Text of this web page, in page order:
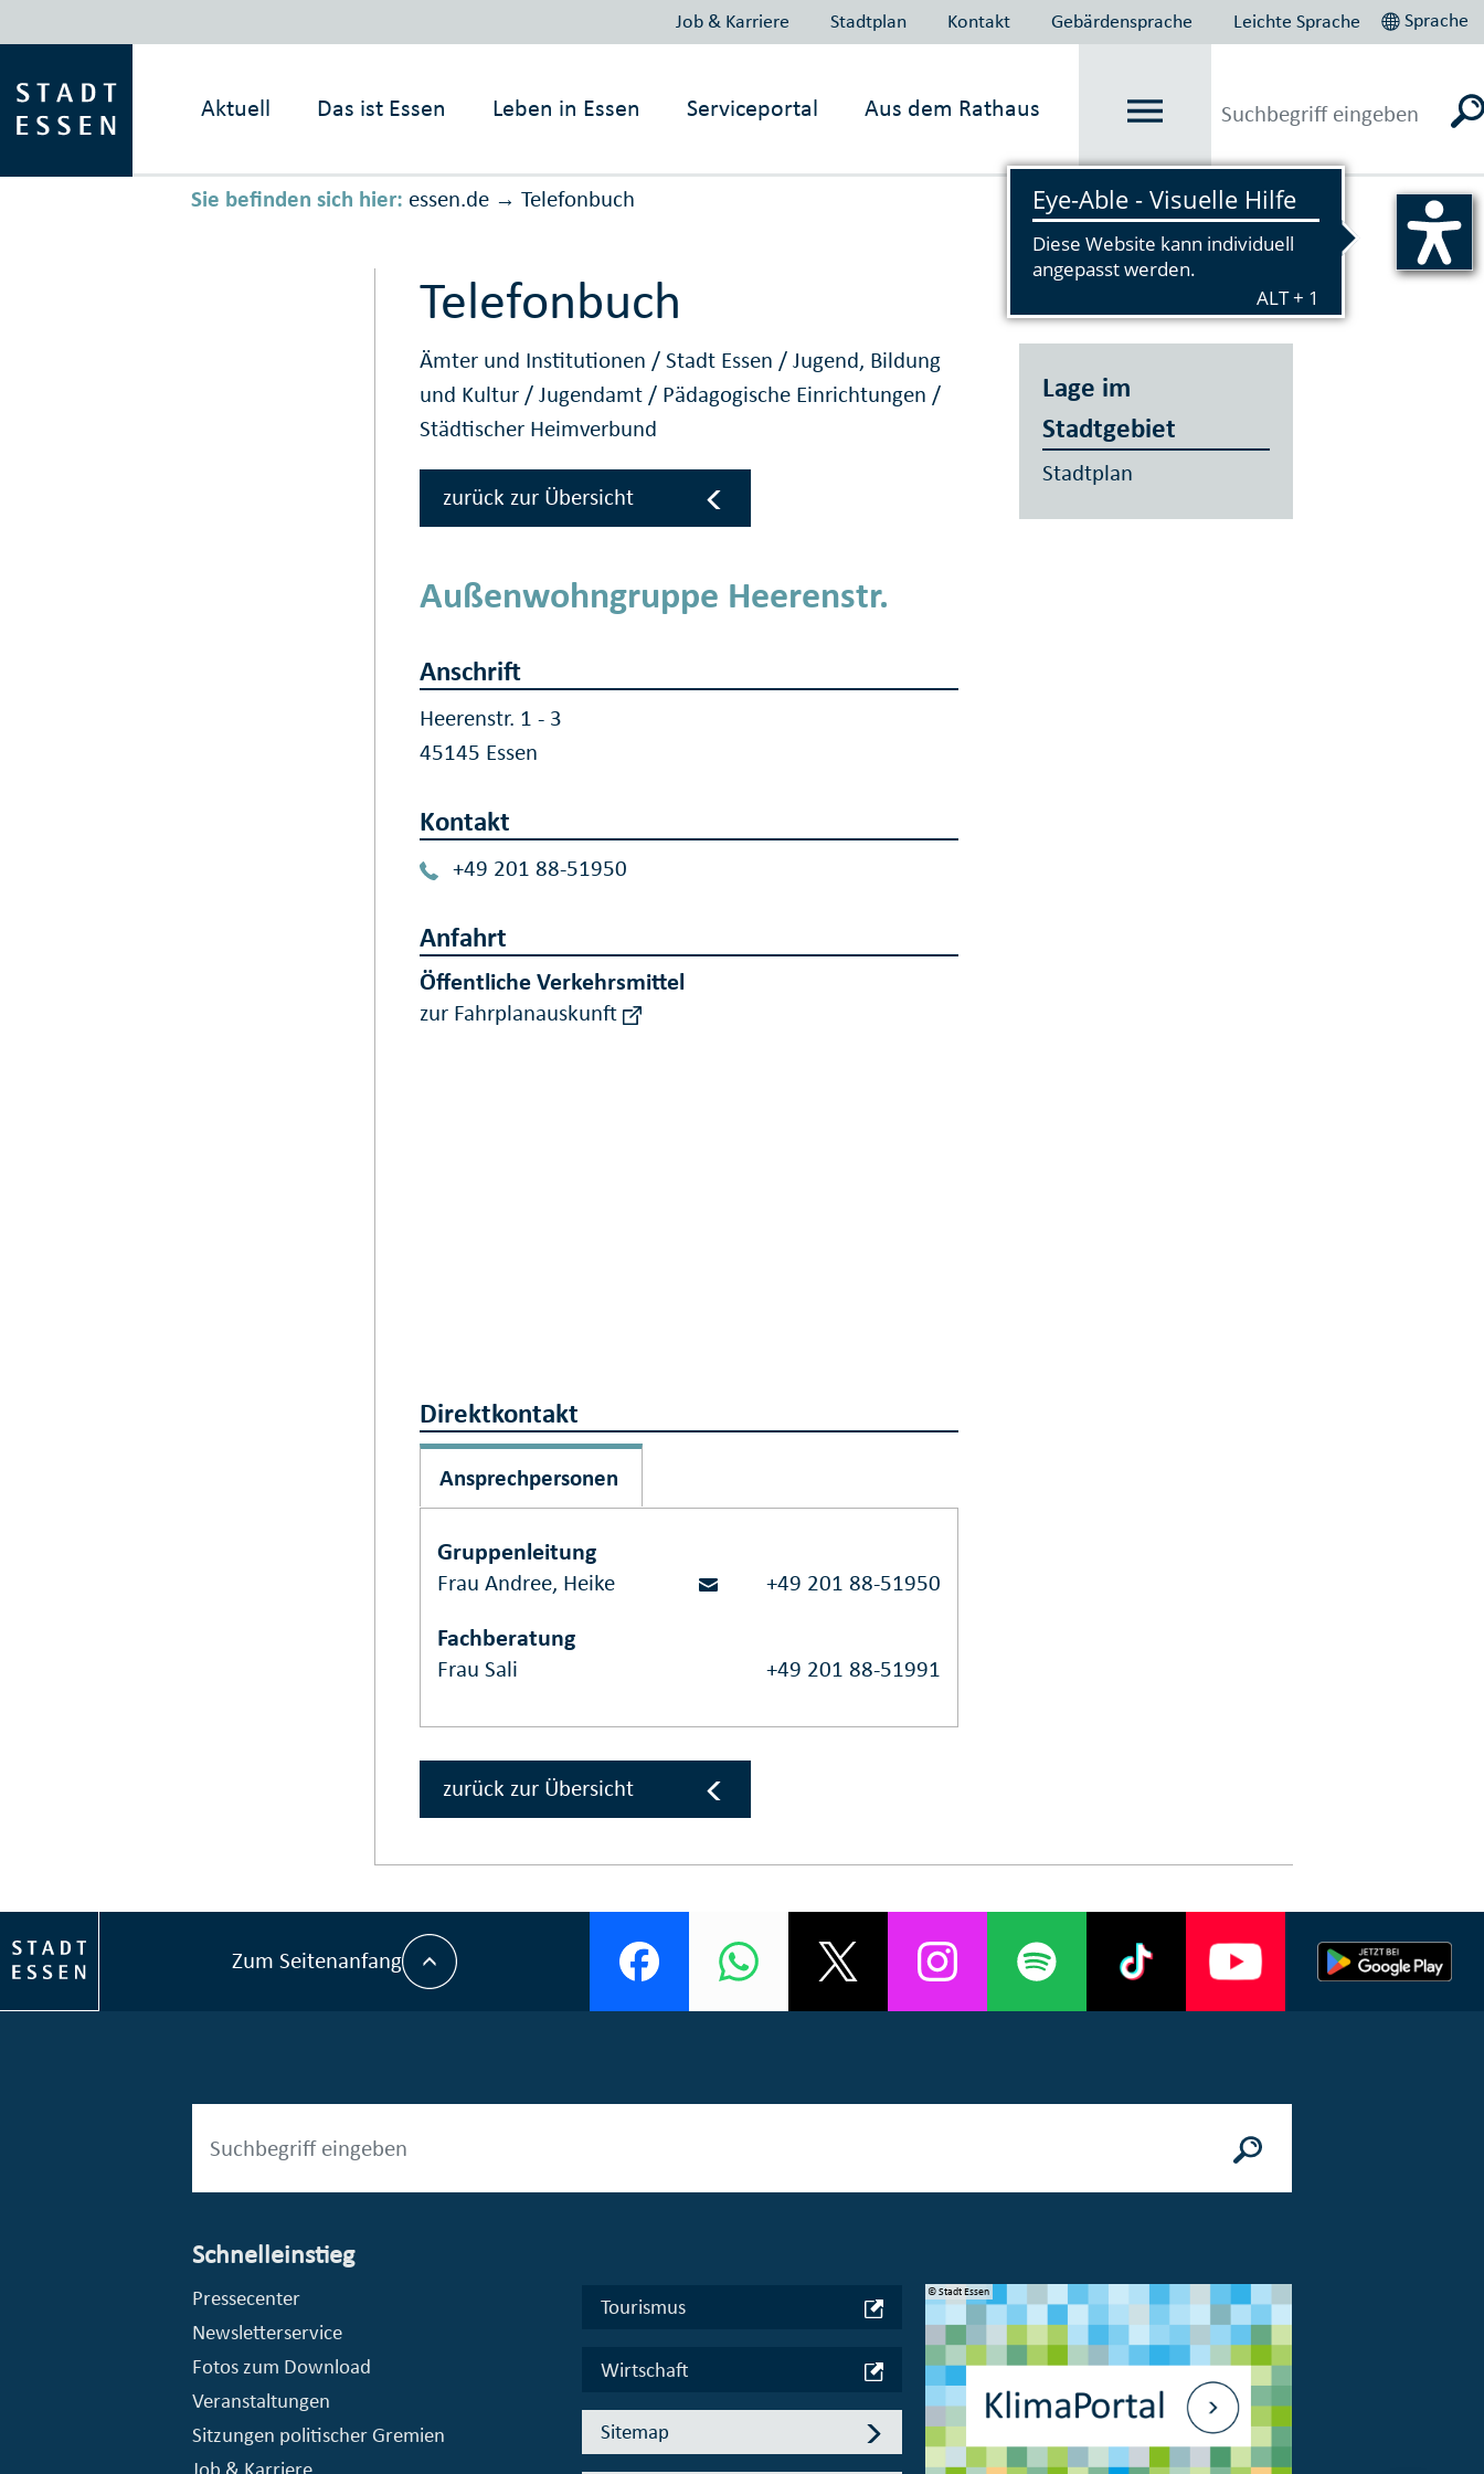
Job & Karriere Stadtplan Kontakt Gebärdensprache Leichte Sprache Sprache
Aktuell Das ist Essen Leben in Essen Serviceportal Aus dem Rathaus
Sie befinden sich hier: essen.de → Telefonbuch Vorlesen
Telefonbuch
Ämter und Institutionen /Stadt Essen /Jugend, Bildung
und Kultur /Jugendamt / Pädagogische Einrichtungen /
Städtischer Heimverbund
zurück zur Übersicht
Außenwohngruppe Heerenstr.
Anschrift
Heerenstr. 1 - 3
45145 Essen
Kontakt
+49 201 88-51950
Anfahrt
Öffentliche Verkehrsmittel
zur Fahrplanauskunft
Direktkontakt
Ansprechpersonen
Gruppenleitung
Frau Andree, Heike +49 201 88-51950
Fachberatung
Frau Sali +49 201 88-51991
zurück zur Übersicht
Lage im
Stadtgebiet
Stadtplan
Zum Seitenanfang
Schnelleinstieg
Pressecenter
Newsletterservice
Fotos zum Download
Veranstaltungen
Sitzungen politischer Gremien
Tourismus
Wirtschaft
Sitemap
© Stadt Essen, Presse- und Kommunikationsamt © Stadt Essen